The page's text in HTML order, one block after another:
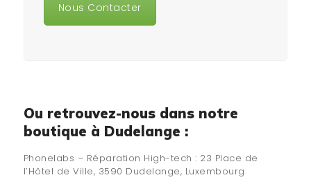
Nous Contacter
Ou retrouvez-nous dans notre
boutique à Dudelange :
Phonelabs – Réparation High-tech : 23 Place de
l’Hôtel de Ville, 3590 Dudelange, Luxembourg